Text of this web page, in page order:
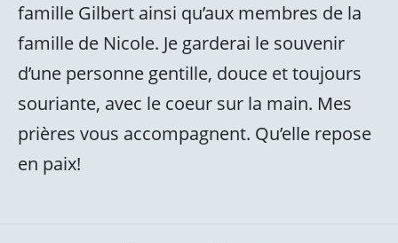
famille Gilbert ainsi qu’aux membres de la
famille de Nicole. Je garderai le souvenir
d’une personne gentille, douce et toujours
souriante, avec le coeur sur la main. Mes
prières vous accompagnent. Qu’elle repose
en paix!